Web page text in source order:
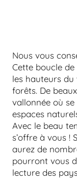
Nous vous
Cette boucle
les hauteurs
forêts. De
vallonnée où
espaces
Avec le beau
s’offre à vous !
aurez de
pourront vous
lecture des